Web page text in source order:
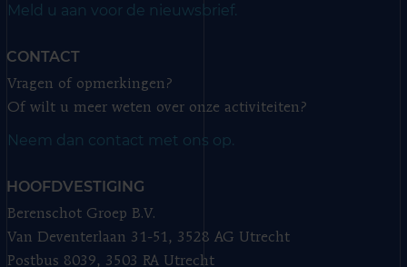
Meld u aan voor de nieuwsbrief.
CONTACT
Vragen of opmerkingen?
Of wilt u meer weten over onze activiteiten?
Neem dan contact met ons op.
HOOFDVESTIGING
Berenschot Groep B.V.
Van Deventerlaan 31-51, 3528 AG Utrecht
Postbus 8039, 3503 RA Utrecht